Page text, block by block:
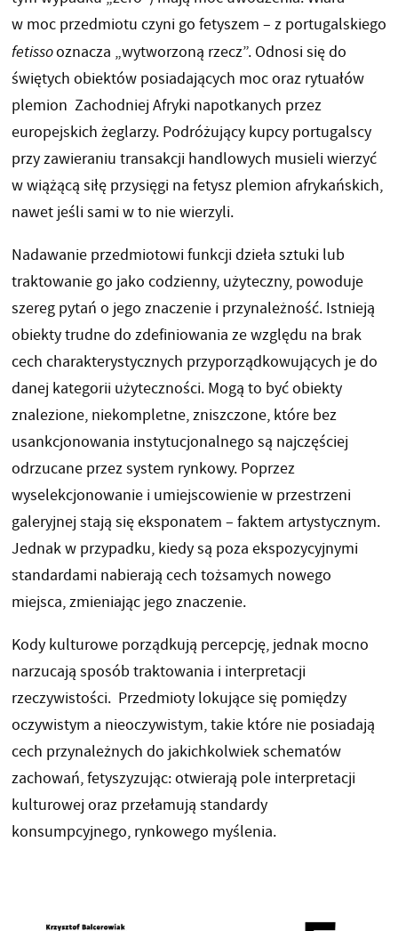
w moc przedmiotu czyni go fetyszem – z portugalskiego
fetissooznacza „wytworzoną rzecz”. Odnosi się do
świętych obiektów posiadających moc oraz rytuałów
plemion Zachodniej Afryki napotkanych przez
europejskich żeglarzy. Podróżujący kupcy portugalscy
przy zawieraniu transakcji handlowych musieli wierzyć
w wiążącą siłę przysięgi na fetysz plemion afrykańskich,
nawet jeśli sami w to nie wierzyli.
Nadawanie przedmiotowi funkcji dzieła sztuki lub
traktowanie go jako codzienny, użyteczny, powoduje
szereg pytań o jego znaczenie i przynależność. Istnieją
obiekty trudne do zdefiniowania ze względu na brak
cech charakterystycznych przyporządkowujących je do
danej kategorii użyteczności. Mogą to być obiekty
znalezione, niekompletne, zniszczone, które bez
usankcjonowania instytucjonalnego są najczęściej
odrzucane przez system rynkowy. Poprzez
wyselekcjonowanie i umiejscowienie w przestrzeni
galeryjnej stają się eksponatem – faktem artystycznym.
Jednak w przypadku, kiedy są poza ekspozycyjnymi
standardami nabierają cech tożsamych nowego
miejsca, zmieniając jego znaczenie.
Kody kulturowe porządkują percepcję, jednak mocno
narzucają sposób traktowania i interpretacji
rzeczywistości. Przedmioty lokujące się pomiędzy
oczywistym a nieoczywistym, takie które nie posiadają
cech przynależnych do jakichkolwiek schematów
zachowań, fetyszyzując: otwierają pole interpretacji
kulturowej oraz przełamują standardy
konsumpcyjnego, rynkowego myślenia.